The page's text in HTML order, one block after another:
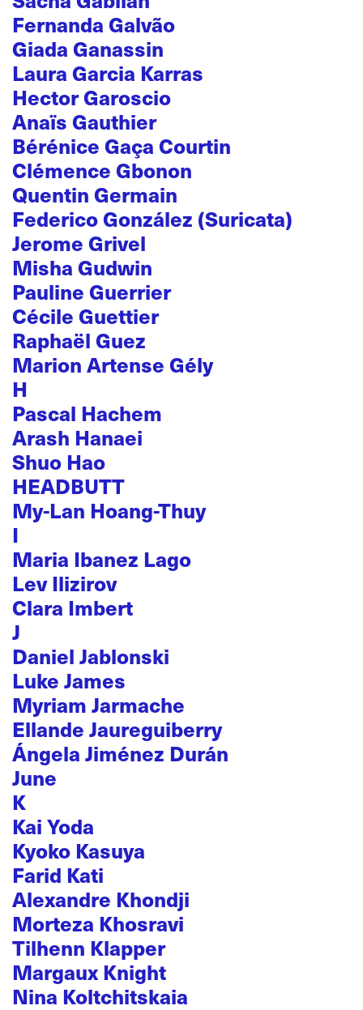
Fernanda Galvão
Giada Ganassin
Laura Garcia Karras
Hector Garoscio
Anaïs Gauthier
Bérénice Gaça Courtin
Clémence Gbonon
Quentin Germain
Federico González (Suricata)
Jerome Grivel
Misha Gudwin
Pauline Guerrier
Cécile Guettier
Raphaël Guez
Marion Artense Gély
H
Pascal Hachem
Arash Hanaei
Shuo Hao
HEADBUTT
My-Lan Hoang-Thuy
I
Maria Ibanez Lago
Lev Ilizirov
Clara Imbert
J
Daniel Jablonski
Luke James
Myriam Jarmache
Ellande Jaureguiberry
Ángela Jiménez Durán
June
K
Kai Yoda
Kyoko Kasuya
Farid Kati
Alexandre Khondji
Morteza Khosravi
Tilhenn Klapper
Margaux Knight
Nina Koltchitskaia